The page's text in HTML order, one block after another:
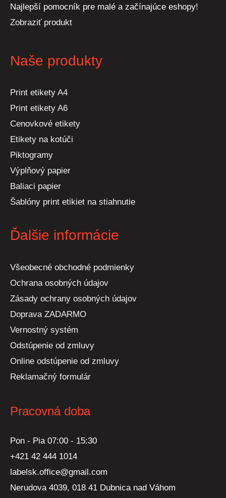
Najlepší pomocník pre malé a začínajúce eshopy!
Zobraziť produkt
Naše produkty
Print etikety A4
Print etikety A6
Cenovkové etikety
Etikety na kotúči
Piktogramy
Výplňový papier
Baliaci papier
Šablóny print etikiet na stiahnutie
Ďalšie informácie
Všeobecné obchodné podmienky
Ochrana osobných údajov
Zásady ochrany osobných údajov
Doprava ZADARMO
Vernostný systém
Odstúpenie od zmluvy
Online odstúpenie od zmluvy
Reklamačný formulár
Pracovná doba
Pon - Pia 07:00 - 15:30
+421 42 444 1014
labelsk.office@gmail.com
Nerudova 4039, 018 41 Dubnica nad Váhom